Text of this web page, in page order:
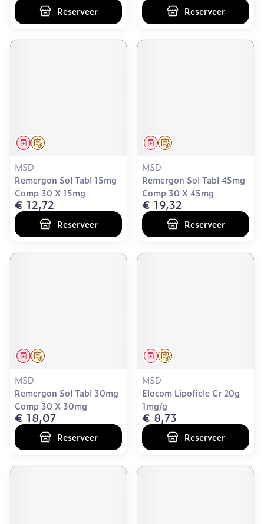
Reserveer Reserveer
Op voorschrift
Geneesmiddel
MSD
Remergon Sol Tabl 15mg
Comp 30 X 15mg
€ 12,72
Reserveer
Op voorschrift
Geneesmiddel
MSD
Remergon Sol Tabl 45mg
Comp 30 X 45mg
€ 19,32
Reserveer
Op voorschrift
Geneesmiddel
MSD
Remergon Sol Tabl 30mg
Comp 30 X 30mg
€ 18,07
Reserveer
Op voorschrift
Geneesmiddel
MSD
Elocom Lipofiele Cr 20g
1mg/g
€ 8,73
Reserveer